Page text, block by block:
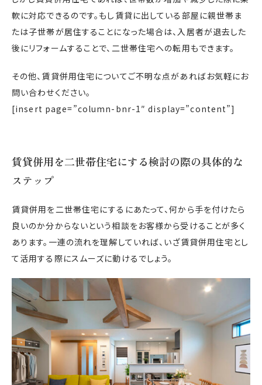
軟に対応できるのです。もし賃貸に出している部屋に親世帯ま
たは子世帯が居住することになった場合は、入居者が退去した
後にリフォームすることで、二世帯住宅への転用もできます。
その他、賃貸併用住宅についてご不明な点があればお気軽にお
問い合わせください。
[insert page=”column-bnr-1″ display=”content”]
賃貸併用を二世帯住宅にする検討の際の具体的な
ステップ
賃貸併用を二世帯住宅にするにあたって、何から手を付けたら
良いのか分からないという相談をお客様から受けることが多く
あります。一連の流れを理解していれば、いざ賃貸併用住宅とし
て活用する際にスムーズに動けるでしょう。